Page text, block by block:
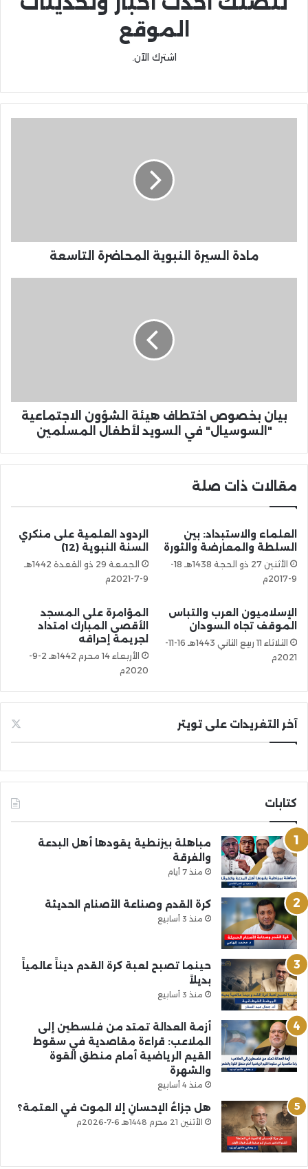
الموقع
اشترك الآن.
مادة السيرة النبوية المحاضرة التاسعة
بيان بخصوص اختطاف هيئة الشؤون الاجتماعية
"السوسيال" في السويد لأطفال المسلمين
مقالات ذات صلة
العلماء والاستبداد: بين
السلطة والمعارضة والثورة
الأثنين 27 ذو الحجة 1438هـ 18-
9-2017م
الردود العلمية على منكري
السنة النبوية (12)
الجمعة 29 ذو القعدة 1442هـ
9-7-2021م
الإسلاميون العرب والتباس
الموقف تجاه السودان
الثلاثاء 11 ربيع الثاني 1443هـ 16-11-
2021م
المؤامرة على المسجد
الأقصى المبارك امتداد
لجريمة إحراقه
الأربعاء 14 محرم 1442هـ 2-9-
2020م
آخر التغريدات على تويتر
كتابات
مباهلة بيزنطية يقودها أهل البدعة
والفرقة
منذ 7 أيام
كرة القدم وصناعة الأصنام الحديثة
منذ 3 أسابيع
حينما تصبح لعبة كرة القدم ديناً عالمياً
بديلاً
منذ 3 أسابيع
أزمة العدالة تمتد من فلسطين إلى
الملاعب: قراءة مقاصدية في سقوط
القيم الرياضية أمام منطق القوة
والشهرة
منذ 4 أسابيع
هل جزاءُ الإحسانِ إلا الموت في العتمة؟
الأثنين 21 محرم 1448هـ 6-7-2026م